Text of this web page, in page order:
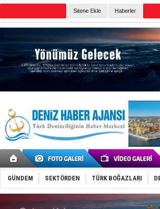
Sitene Ekle Haberler
GÜNDEM SEKTÖRDEN TÜRK BOĞAZLARI